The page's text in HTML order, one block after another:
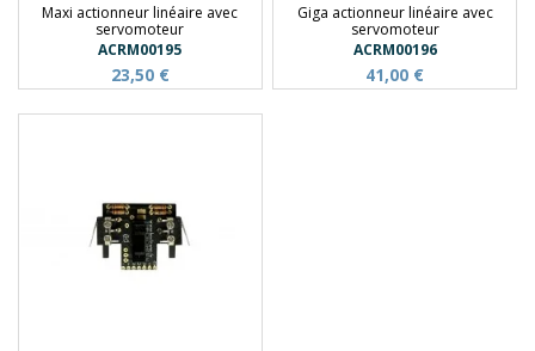
Maxi actionneur linéaire avec
servomoteur
ACRM00195
23,50 €
Giga actionneur linéaire avec
servomoteur
ACRM00196
41,00 €